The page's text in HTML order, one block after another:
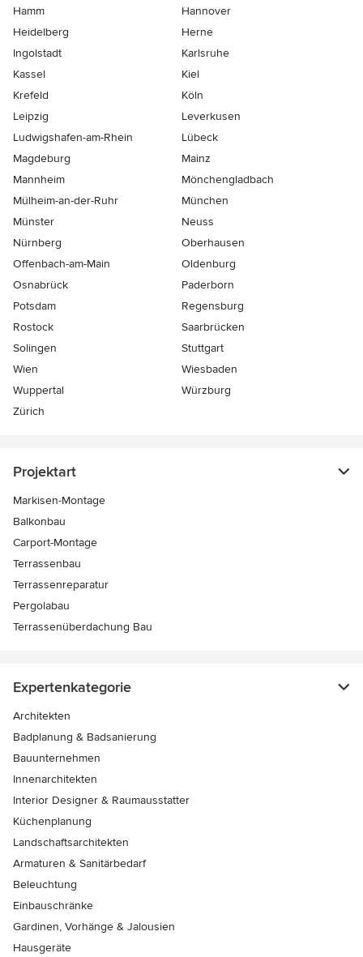
Hamm
Hannover
Heidelberg
Herne
Ingolstadt
Karlsruhe
Kassel
Kiel
Krefeld
Köln
Leipzig
Leverkusen
Ludwigshafen-am-Rhein
Lübeck
Magdeburg
Mainz
Mannheim
Mönchen­gladbach
Mülheim-an-der-Ruhr
München
Münster
Neuss
Nürnberg
Oberhausen
Offenbach-am-Main
Oldenburg
Osnabrück
Paderborn
Potsdam
Regensburg
Rostock
Saarbrücken
Solingen
Stuttgart
Wien
Wiesbaden
Wuppertal
Würzburg
Zürich
Projektart
Markisen-Montage
Balkonbau
Carport-Montage
Terrassenbau
Terrassenreparatur
Pergolabau
Terrassenüberdachung Bau
Expertenkategorie
Architekten
Badplanung & Badsanierung
Bauunternehmen
Innenarchitekten
Interior Designer & Raumausstatter
Küchenplanung
Landschaftsarchitekten
Armaturen & Sanitärbedarf
Beleuchtung
Einbauschränke
Gardinen, Vorhänge & Jalousien
Hausgeräte